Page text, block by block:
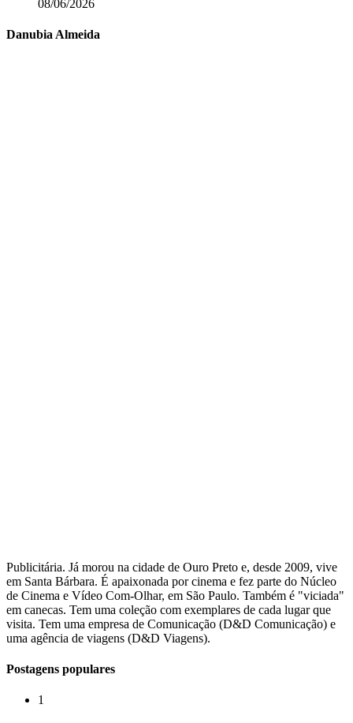
08/06/2026
Danubia Almeida
Publicitária. Já morou na cidade de Ouro Preto e, desde 2009, vive
em Santa Bárbara. É apaixonada por cinema e fez parte do Núcleo
de Cinema e Vídeo Com-Olhar, em São Paulo. Também é "viciada"
em canecas. Tem uma coleção com exemplares de cada lugar que
visita. Tem uma empresa de Comunicação (D&D Comunicação) e
uma agência de viagens (D&D Viagens).
Postagens populares
1